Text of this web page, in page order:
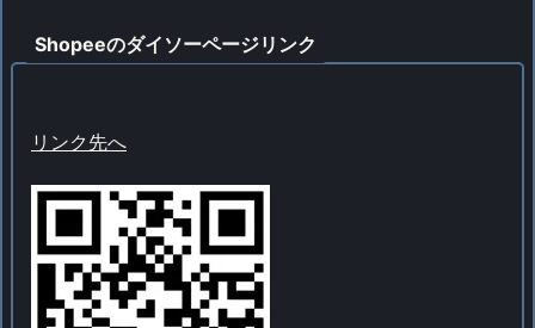
Shopeeのダイソーページリンク
リンク先へ